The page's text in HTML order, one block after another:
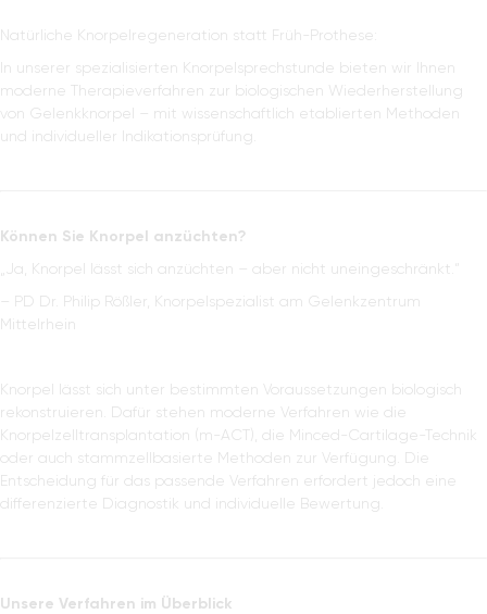
Standorte
Karriere
Natürliche Knorpelregeneration statt Früh-Prothese:
In unserer spezialisierten Knorpelsprechstunde bieten wir Ihnen
moderne Therapieverfahren zur biologischen Wiederherstellung
von Gelenkknorpel – mit wissenschaftlich etablierten Methoden
und individueller Indikationsprüfung.
Können Sie Knorpel anzüchten?
„Ja, Knorpel lässt sich anzüchten – aber nicht uneingeschränkt.“
– PD Dr. Philip Rößler, Knorpelspezialist am Gelenkzentrum
Mittelrhein
Knorpel lässt sich unter bestimmten Voraussetzungen biologisch
rekonstruieren. Dafür stehen moderne Verfahren wie die
Knorpelzelltransplantation (m-ACT), die Minced-Cartilage-Technik
oder auch stammzellbasierte Methoden zur Verfügung. Die
Entscheidung für das passende Verfahren erfordert jedoch eine
differenzierte Diagnostik und individuelle Bewertung.
Unsere Verfahren im Überblick